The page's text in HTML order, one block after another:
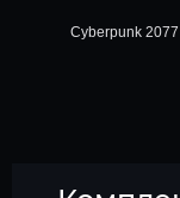
Cyberpunk 2077